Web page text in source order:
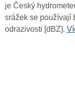
je Český
srážek se používají
odrazivosti [dBZ].